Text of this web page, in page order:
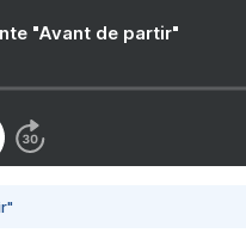
"Avant de partir"